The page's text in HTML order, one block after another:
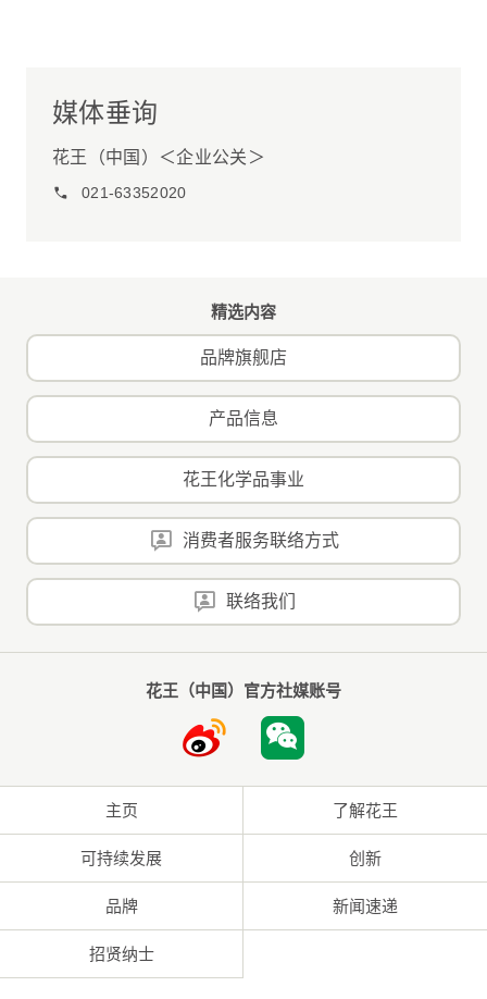
媒体垂询
花王（中国）＜企业公关＞
021-63352020
精选内容
品牌旗舰店
产品信息
花王化学品事业
消费者服务联络方式
联络我们
花王（中国）官方社媒账号
主页 了解花王
可持续发展 创新
品牌 新闻速递
招贤纳士